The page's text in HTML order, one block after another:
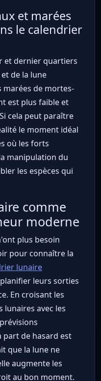
et marées
le calendrier
et dernier quartiers
de la lune
de mortes-
est plus faible et
cela peut paraître
le moment idéal
où les forts
manipulation du
les espèces qui
comme
moderne
plus besoin
pour connaître la
lunaire
leurs sorties
En croisant les
lunaires avec les
part de hasard est
que la lune ne
augmente les
au bon moment.